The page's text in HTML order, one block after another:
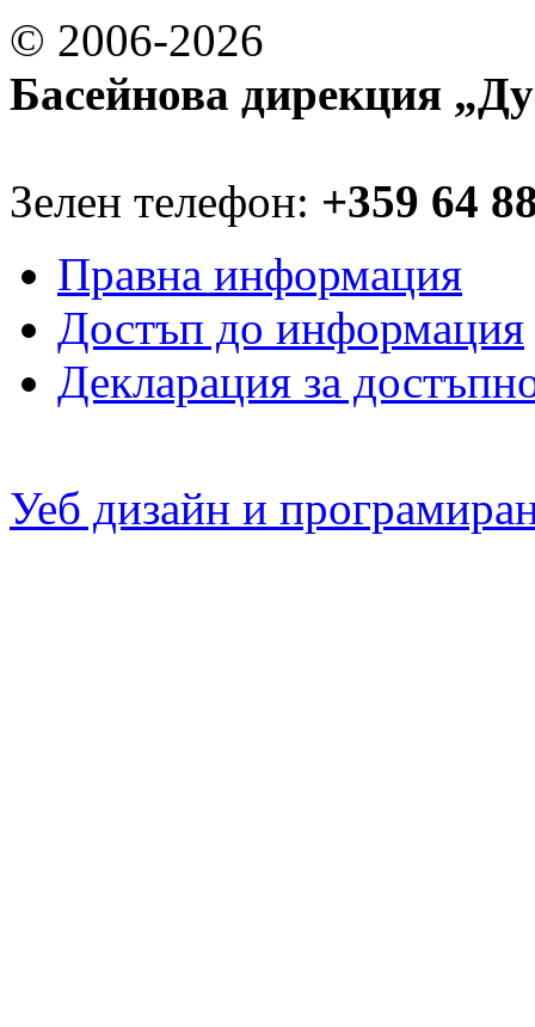
© 2006-2026
Басейнова дирекция
Зелен телефон: +359 64
Правна информация
Достъп до информация
Декларация за
Уеб дизайн и